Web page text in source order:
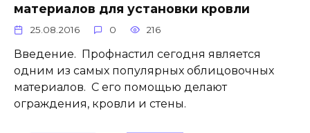
материалов для установки кровли
25.08.2016 0 216
Введение. Профнастил сегодня является
одним из самых популярных облицовочных
материалов. С его помощью делают
ограждения, кровли и стены.